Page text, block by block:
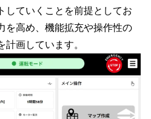
していくことを前提としてお
を高め、機能拡充や操作性の
画しています。